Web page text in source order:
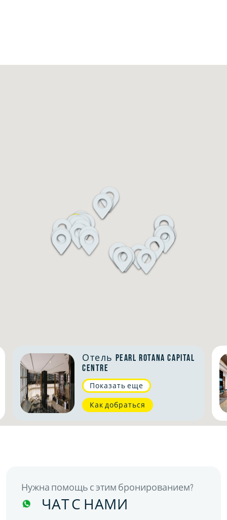
Отель Pearl Rotana Capital
Centre
Показать еще
Как добраться
Нужна помощь с этим бронированием?
ЧАТ С НАМИ